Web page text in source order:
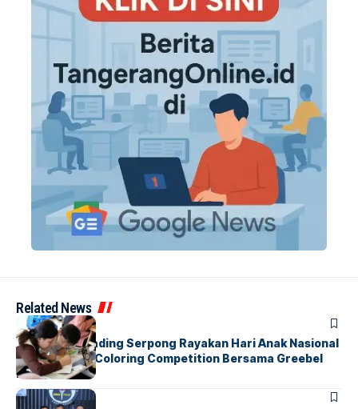
Related News
BERITAINDEX
Atria Hotel Gading Serpong Rayakan Hari Anak Nasional
Lewat Family Coloring Competition Bersama Greebel
Indonesia
BERITA